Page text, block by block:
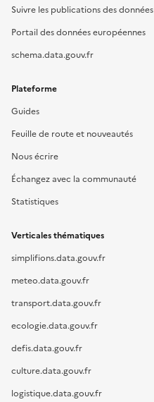
Suivre les publications des données
Portail des données européennes
schema.data.gouv.fr
Plateforme
Guides
Feuille de route et nouveautés
Nous écrire
Échangez avec la communauté
Statistiques
Verticales thématiques
simplifions.data.gouv.fr
meteo.data.gouv.fr
transport.data.gouv.fr
ecologie.data.gouv.fr
defis.data.gouv.fr
culture.data.gouv.fr
logistique.data.gouv.fr